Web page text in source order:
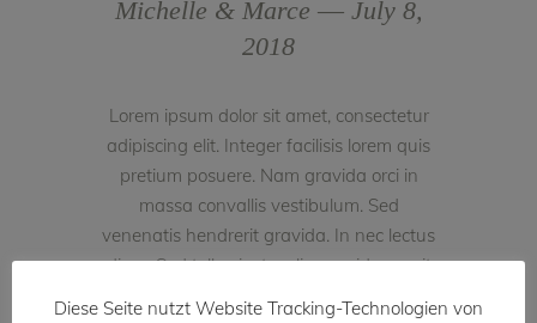
Michelle & Marce ― July 8,
2018
Lorem ipsum dolor sit amet, consectetur
adipiscing elit. Integer facilisis lorem quis
pretium posuere. Nam gravida orci in
massa convallis vestibulum. Sed
venenatis hendrerit gravida. In nec lectus
diam. Sed tellus justo, aliquam id eros sit
Diese Seite nutzt Website Tracking-Technologien von